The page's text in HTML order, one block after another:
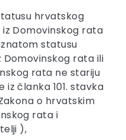
hrvatskog
Domovinskog rata
statusu
rata ili
rata ne stariju
članka 101. stavka
o hrvatskim
rata i
),